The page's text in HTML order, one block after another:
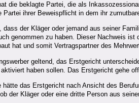
die beklagte Partei, die als
ihrer Beweispflicht in dem ihr
der Kläger oder jemand aus seiner
genommen zu haben. Dieser Nachweis
hat und somit Vertragspartner des
geltend, das Erstgericht
haben sollen. Das Erstgericht gehe
hätte das Erstgericht nach Ansicht des
der Kläger oder eine dritte Person aus